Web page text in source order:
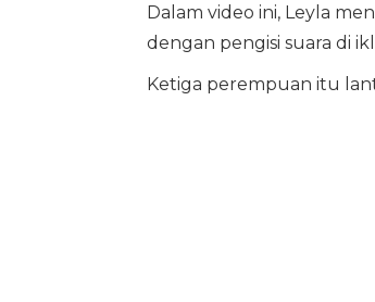
Dalam video ini, Leyla
dengan pengisi suara di
Ketiga perempuan itu